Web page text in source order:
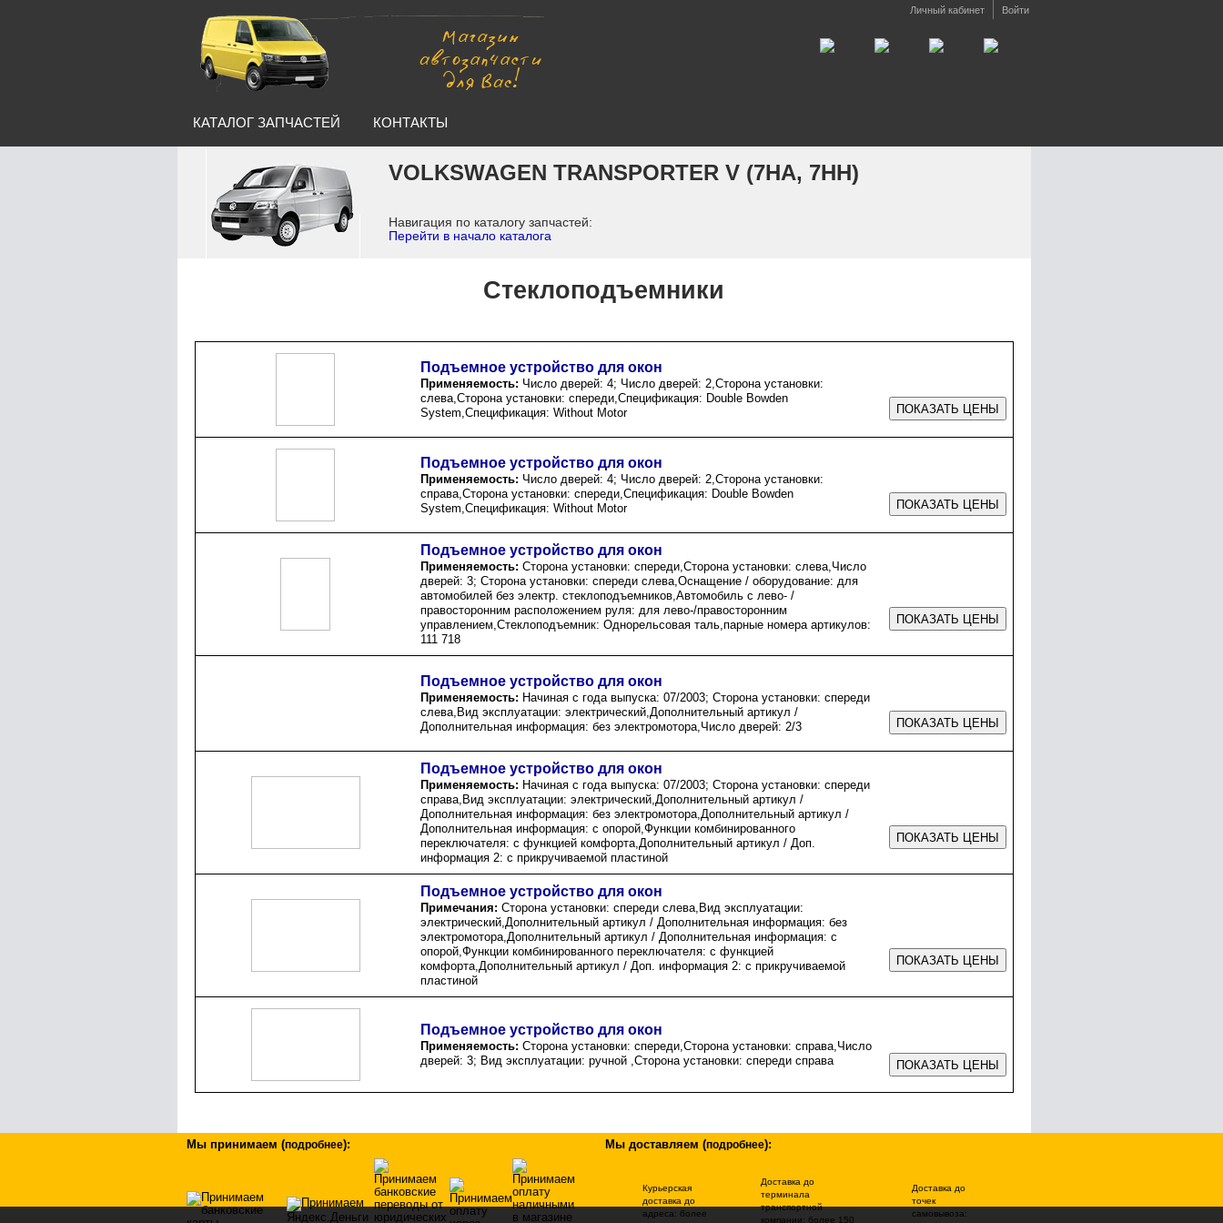
Личный кабинет Войти
КАТАЛОГ ЗАПЧАСТЕЙ КОНТАКТЫ
VOLKSWAGEN TRANSPORTER V (7HA, 7HH)
Навигация по каталогу запчастей:
Перейти в начало каталога
Стеклоподъемники
Подъемное устройство для окон
Применяемость: Число дверей: 4; Число дверей: 2,Сторона установки:
слева,Сторона установки: спереди,Спецификация: Double Bowden
System,Спецификация: Without Motor
Подъемное устройство для окон
Применяемость: Число дверей: 4; Число дверей: 2,Сторона установки:
справа,Сторона установки: спереди,Спецификация: Double Bowden
System,Спецификация: Without Motor
Подъемное устройство для окон
Применяемость: Сторона установки: спереди,Сторона установки: слева,Число
дверей: 3; Сторона установки: спереди слева,Оснащение / оборудование: для
автомобилей без электр. стеклоподъемников,Автомобиль с лево- /
правосторонним расположением руля: для лево-/правосторонним
управлением,Стеклоподъемник: Однорельсовая таль,парные номера артикулов:
111 718
Подъемное устройство для окон
Применяемость: Начиная с года выпуска: 07/2003; Сторона установки: спереди
слева,Вид эксплуатации: электрический,Дополнительный артикул /
Дополнительная информация: без электромотора,Число дверей: 2/3
Подъемное устройство для окон
Применяемость: Начиная с года выпуска: 07/2003; Сторона установки: спереди
справа,Вид эксплуатации: электрический,Дополнительный артикул /
Дополнительная информация: без электромотора,Дополнительный артикул /
Дополнительная информация: с опорой,Функции комбинированного
переключателя: с функцией комфорта,Дополнительный артикул / Доп.
информация 2: с прикручиваемой пластиной
Подъемное устройство для окон
Примечания: Сторона установки: спереди слева,Вид эксплуатации:
электрический,Дополнительный артикул / Дополнительная информация: без
электромотора,Дополнительный артикул / Дополнительная информация: с
опорой,Функции комбинированного переключателя: с функцией
комфорта,Дополнительный артикул / Доп. информация 2: с прикручиваемой
пластиной
Подъемное устройство для окон
Применяемость: Сторона установки: спереди,Сторона установки: справа,Число
дверей: 3; Вид эксплуатации: ручной ,Сторона установки: спереди справа
Мы принимаем (подробнее): Мы доставляем (подробнее):
Курьерская
доставка до
адреса: более
Доставка до
терминала
транспортной
компании: более 150
Доставка до
точек
самовывоза: